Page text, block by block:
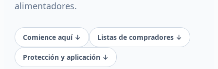
alimentadores.
Comience aquí ↓ Listas de compradores ↓
Protección y aplicación ↓